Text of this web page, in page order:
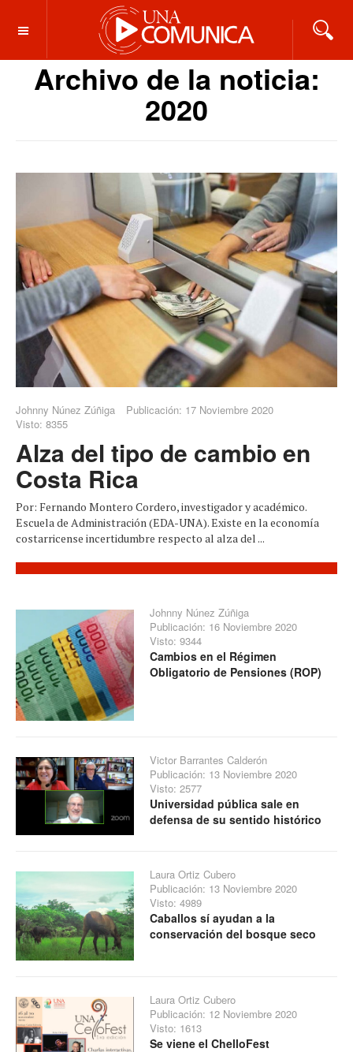
OFF CANVAS
Archivo de la noticia:
2020
Johnny Núnez Zúñiga
Publicación: 17 Noviembre 2020
Visto: 8355
Alza del tipo de cambio en
Costa Rica
Por: Fernando Montero Cordero, investigador y académico.
Escuela de Administración (EDA-UNA). Existe en la economía
costarricense incertidumbre respecto al alza del ...
Johnny Núnez Zúñiga
Publicación: 16 Noviembre 2020
Visto: 9344
Cambios en el Régimen
Obligatorio de Pensiones (ROP)
Victor Barrantes Calderón
Publicación: 13 Noviembre 2020
Visto: 2577
Universidad pública sale en
defensa de su sentido histórico
Laura Ortiz Cubero
Publicación: 13 Noviembre 2020
Visto: 4989
Caballos sí ayudan a la
conservación del bosque seco
Laura Ortiz Cubero
Publicación: 12 Noviembre 2020
Visto: 1613
Se viene el ChelloFest